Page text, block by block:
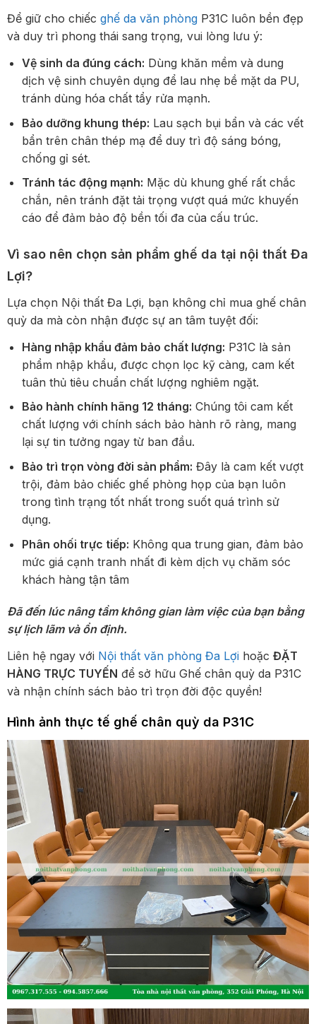
Để giữ cho chiếc ghế da văn phòng P31C luôn bền đẹp
và duy trì phong thái sang trọng, vui lòng lưu ý:
Vệ sinh da đúng cách: Dùng khăn mềm và dung
dịch vệ sinh chuyên dụng để lau nhẹ bề mặt da PU,
tránh dùng hóa chất tẩy rửa mạnh.
Bảo dưỡng khung thép: Lau sạch bụi bẩn và các vết
bẩn trên chân thép mạ để duy trì độ sáng bóng,
chống gỉ sét.
Tránh tác động mạnh: Mặc dù khung ghế rất chắc
chắn, nên tránh đặt tải trọng vượt quá mức khuyến
cáo để đảm bảo độ bền tối đa của cấu trúc.
Vì sao nên chọn sản phẩm ghế da tại nội thất Đa
Lợi?
Lựa chọn Nội thất Đa Lợi, bạn không chỉ mua ghế chân
quỳ da mà còn nhận được sự an tâm tuyệt đối:
Hàng nhập khẩu đảm bảo chất lượng: P31C là sản
phẩm nhập khẩu, được chọn lọc kỹ càng, cam kết
tuân thủ tiêu chuẩn chất lượng nghiêm ngặt.
Bảo hành chính hãng 12 tháng: Chúng tôi cam kết
chất lượng với chính sách bảo hành rõ ràng, mang
lại sự tin tưởng ngay từ ban đầu.
Bảo trì trọn vòng đời sản phẩm: Đây là cam kết vượt
trội, đảm bảo chiếc ghế phòng họp của bạn luôn
trong tình trạng tốt nhất trong suốt quá trình sử
dụng.
Phân ohối trực tiếp: Không qua trung gian, đảm bảo
mức giá cạnh tranh nhất đi kèm dịch vụ chăm sóc
khách hàng tận tâm
Đã đến lúc nâng tầm không gian làm việc của bạn bằng
sự lịch lãm và ổn định.
Liên hệ ngay với Nội thất văn phòng Đa Lợi hoặc ĐẶT
HÀNG TRỰC TUYẾN để sở hữu Ghế chân quỳ da P31C
và nhận chính sách bảo trì trọn đời độc quyền!
Hình ảnh thực tế ghế chân quỳ da P31C